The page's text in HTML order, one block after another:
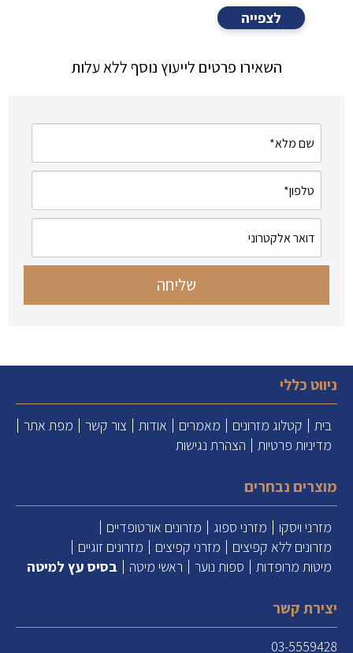
לצפייה
השאירו פרטים לייעוץ נוסף ללא עלות
ניווט כללי
בית קטלוג מזרונים מאמרים אודות צור קשר
מפת אתר
מדיניות פרטיות
הצהרת נגישות
מוצרים נבחרים
מזרני ויסקו מזרני ספוג
מזרונים אורטופדיים
מזרונים ללא קפיצים
מזרני קפיצים
מזרונים זוגיים
מיטות מרופדות
ספות נוער ראשי מיטה בסיס עץ למיטה
יצירת קשר
03-5559428